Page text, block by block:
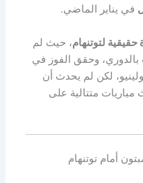
في يناير الماضي.
لتوتنهام، حيث لم
وحقق الفوز في
لكن لم يحدث أن
متتالية على
أمام توتنهام